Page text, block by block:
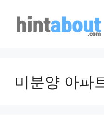
content
미분양 아파